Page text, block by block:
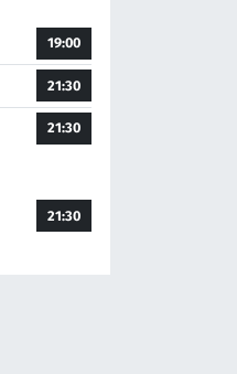
19:00
21:30
21:30
21:30